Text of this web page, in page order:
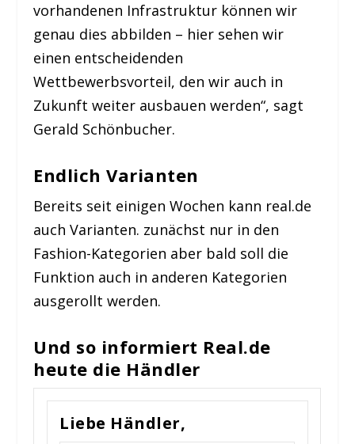
vorhandenen Infrastruktur können wir
genau dies abbilden – hier sehen wir
einen entscheidenden
Wettbewerbsvorteil, den wir auch in
Zukunft weiter ausbauen werden“, sagt
Gerald Schönbucher.
Endlich Varianten
Bereits seit einigen Wochen kann real.de
auch Varianten. zunächst nur in den
Fashion-Kategorien aber bald soll die
Funktion auch in anderen Kategorien
ausgerollt werden.
Und so informiert Real.de
heute die Händler
Liebe Händler,